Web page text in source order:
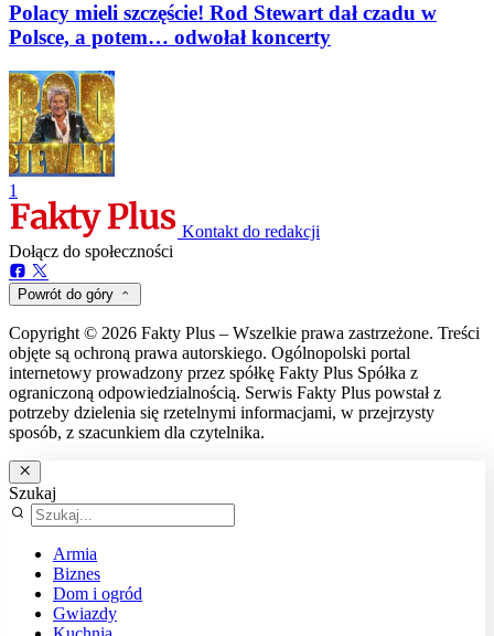
Polacy mieli szczęście! Rod Stewart dał czadu w
Polsce, a potem… odwołał koncerty
1
Kontakt do redakcji
Dołącz do społeczności
Powrót do góry
Copyright © 2026 Fakty Plus – Wszelkie prawa zastrzeżone. Treści
objęte są ochroną prawa autorskiego. Ogólnopolski portal
internetowy prowadzony przez spółkę Fakty Plus Spółka z
ograniczoną odpowiedzialnością. Serwis Fakty Plus powstał z
potrzeby dzielenia się rzetelnymi informacjami, w przejrzysty
sposób, z szacunkiem dla czytelnika.
Szukaj
Armia
Biznes
Dom i ogród
Gwiazdy